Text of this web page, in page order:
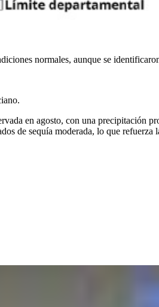
normales, aunque se
en agosto, con una
de sequía moderada, lo que